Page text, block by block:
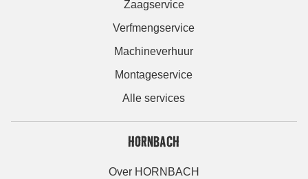
Zaagservice
Verfmengservice
Machineverhuur
Montageservice
Alle services
HORNBACH
Over HORNBACH